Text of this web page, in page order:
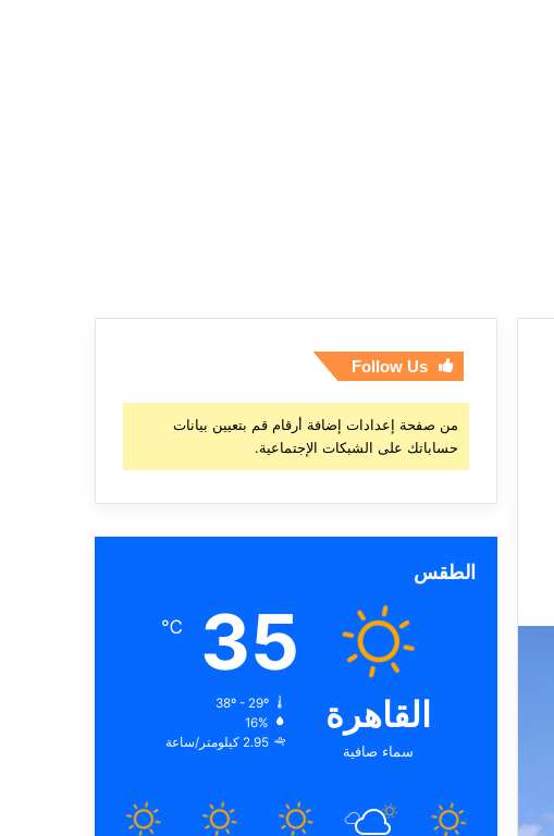
Follow Us
من صفحة إعدادات إضافة أرقام قم بتعيين بيانات
حساباتك على الشبكات الإجتماعية.
الطقس
القاهرة
سماء صافية
35
℃
38º - 29º
16%
2.95 كيلومتر/ساعة